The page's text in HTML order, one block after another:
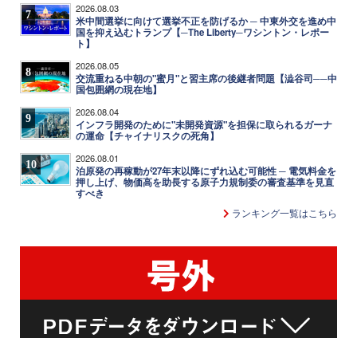
7 2026.08.03
米中間選挙に向けて選挙不正を防げるか ─ 中東外交を進め中
国を抑え込むトランプ【─The Liberty─ワシントン・レポー
ト】
8 2026.08.05
交流重ねる中朝の"蜜月"と習主席の後継者問題【澁谷司──中
国包囲網の現在地】
9 2026.08.04
インフラ開発のために"未開発資源"を担保に取られるガーナ
の運命【チャイナリスクの死角】
10 2026.08.01
泊原発の再稼動が27年末以降にずれ込む可能性 ─ 電気料金を
押し上げ、物価高を助長する原子力規制委の審査基準を見直
すべき
ランキング一覧はこちら